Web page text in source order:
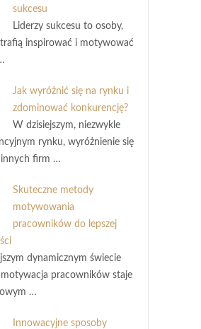
sukcesu
Liderzy sukcesu to osoby,
inspirować i motywować
Jak wyróżnić się na rynku i
zdominować konkurencję?
W dzisiejszym, niezwykle
rynku, wyróżnienie się
innych firm …
Skuteczne metody
motywowania
pracowników do lepszej
dynamicznym świecie
motywacja pracowników staje
…
Innowacyjne sposoby